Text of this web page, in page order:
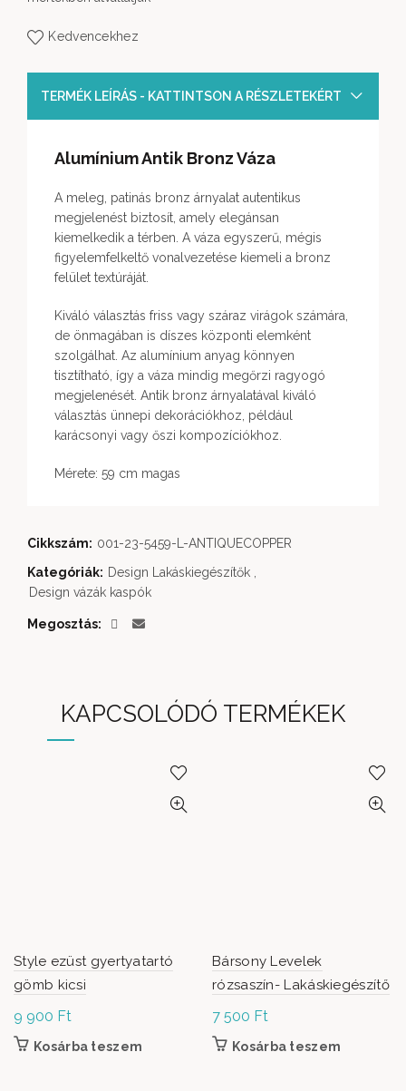
Kedvencekhez
TERMÉK LEÍRÁS - KATTINTSON A RÉSZLETEKÉRT
Alumínium Antik Bronz Váza
A meleg, patinás bronz árnyalat autentikus
megjelenést biztosít, amely elegánsan
kiemelkedik a térben. A váza egyszerű, mégis
figyelemfelkeltő vonalvezetése kiemeli a bronz
felület textúráját.
Kiváló választás friss vagy száraz virágok számára,
de önmagában is díszes központi elemként
szolgálhat. Az alumínium anyag könnyen
tisztítható, így a váza mindig megőrzi ragyogó
megjelenését. Antik bronz árnyalatával kiváló
választás ünnepi dekorációkhoz, például
karácsonyi vagy őszi kompozíciókhoz.
Mérete: 59 cm magas
Cikkszám: 001-23-5459-L-ANTIQUECOPPER
Kategóriák: Design Lakáskiegészítők
Design vázák kaspók
Megosztás
KAPCSOLÓDÓ TERMÉKEK
Style ezüst gyertyatartó
gömb kicsi
9 900 Ft
Kosárba teszem
Bársony Levelek
rózsaszín- Lakáskiegészítő
7 500 Ft
Kosárba teszem